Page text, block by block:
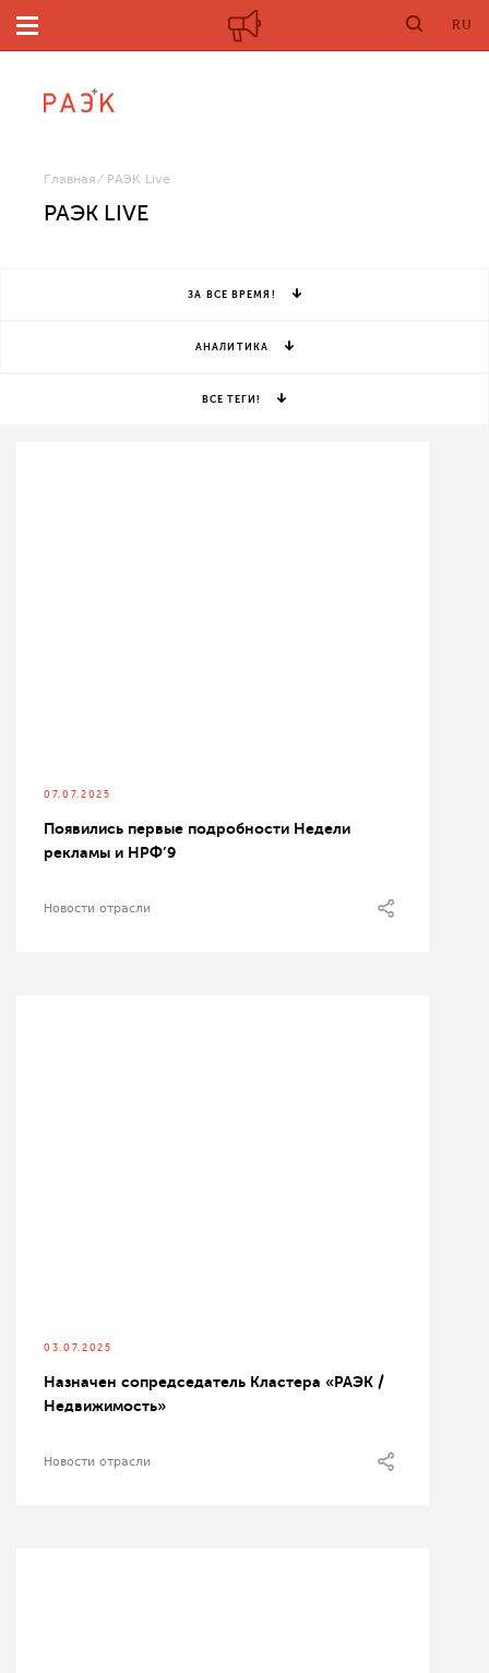
RU
Главная РАЭК Live
РАЭК LIVE
ЗА ВСЕ ВРЕМЯ!
АНАЛИТИКА
ВСЕ ТЕГИ!
07.07.2025
Появились первые подробности Недели
рекламы и НРФ’9
Новости отрасли
03.07.2025
Назначен сопредседатель Кластера «РАЭК /
Недвижимость»
Новости отрасли